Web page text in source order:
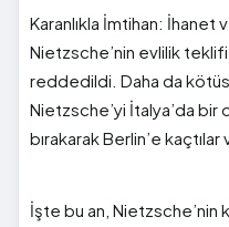
Karanlıkla İmtihan: İhanet
Nietzsche’nin evlilik
reddedildi. Daha da
Nietzsche’yi İtalya’da bir
bırakarak Berlin’e
İşte bu an, Nietzsche’nin